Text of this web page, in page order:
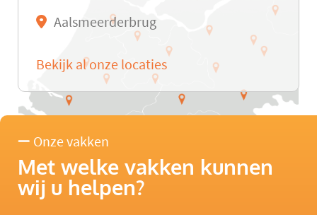
Aalsmeerderbrug
Bekijk al onze locaties
Onze vakken
Met welke vakken kunnen
wij u helpen?